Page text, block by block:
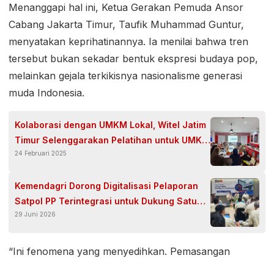
Menanggapi hal ini, Ketua Gerakan Pemuda Ansor
Cabang Jakarta Timur, Taufik Muhammad Guntur,
menyatakan keprihatinannya. Ia menilai bahwa tren
tersebut bukan sekadar bentuk ekspresi budaya pop,
melainkan gejala terkikisnya nasionalisme generasi
muda Indonesia.
Kolaborasi dengan UMKM Lokal, Witel Jatim
Timur Selenggarakan Pelatihan untuk UMKM
Sidoarjo
24 Februari 2025
Kemendagri Dorong Digitalisasi Pelaporan
Satpol PP Terintegrasi untuk Dukung Satu
Data Nasional
29 Juni 2026
“Ini fenomena yang menyedihkan. Pemasangan